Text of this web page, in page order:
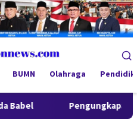
BUMN Olahraga
Pengungkapan 52,5 Ton Pasir